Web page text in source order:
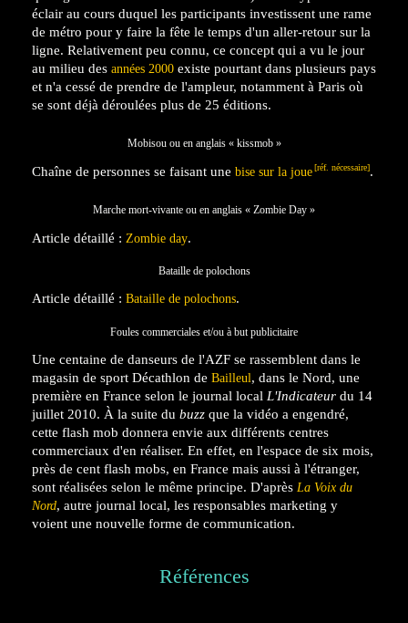
éclair au cours duquel les participants investissent une rame
de métro pour y faire la fête le temps d'un aller-retour sur la
ligne. Relativement peu connu, ce concept qui a vu le jour
au milieu des années 2000 existe pourtant dans plusieurs pays
et n'a cessé de prendre de l'ampleur, notamment à Paris où
se sont déjà déroulées plus de 25 éditions.
Mobisou ou en anglais « kissmob»
Chaîne de personnes se faisant une bise sur la joue[réf. nécessaire].
Marche mort-vivante ou en anglais « Zombie Day »
Article détaillé : Zombie day.
Bataille de polochons
Article détaillé : Bataille de polochons.
Foules commerciales et/ou à but publicitaire
Une centaine de danseurs de l'AZF se rassemblent dans le
magasin de sport Décathlon de Bailleul, dans le Nord, une
première en France selon le journal local L'Indicateur du 14
juillet 2010. À la suite du buzz que la vidéo a engendré,
cette flash mob donnera envie aux différents centres
commerciaux d'en réaliser. En effet, en l'espace de six mois,
près de cent flash mobs, en France mais aussi à l'étranger,
sont réalisées selon le même principe. D'après La Voix du
Nord, autre journal local, les responsables marketing y
voient une nouvelle forme de communication.
Références